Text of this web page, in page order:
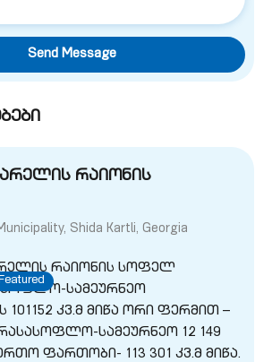
Send Message
რაიონის
Shida Kartli, Georgia